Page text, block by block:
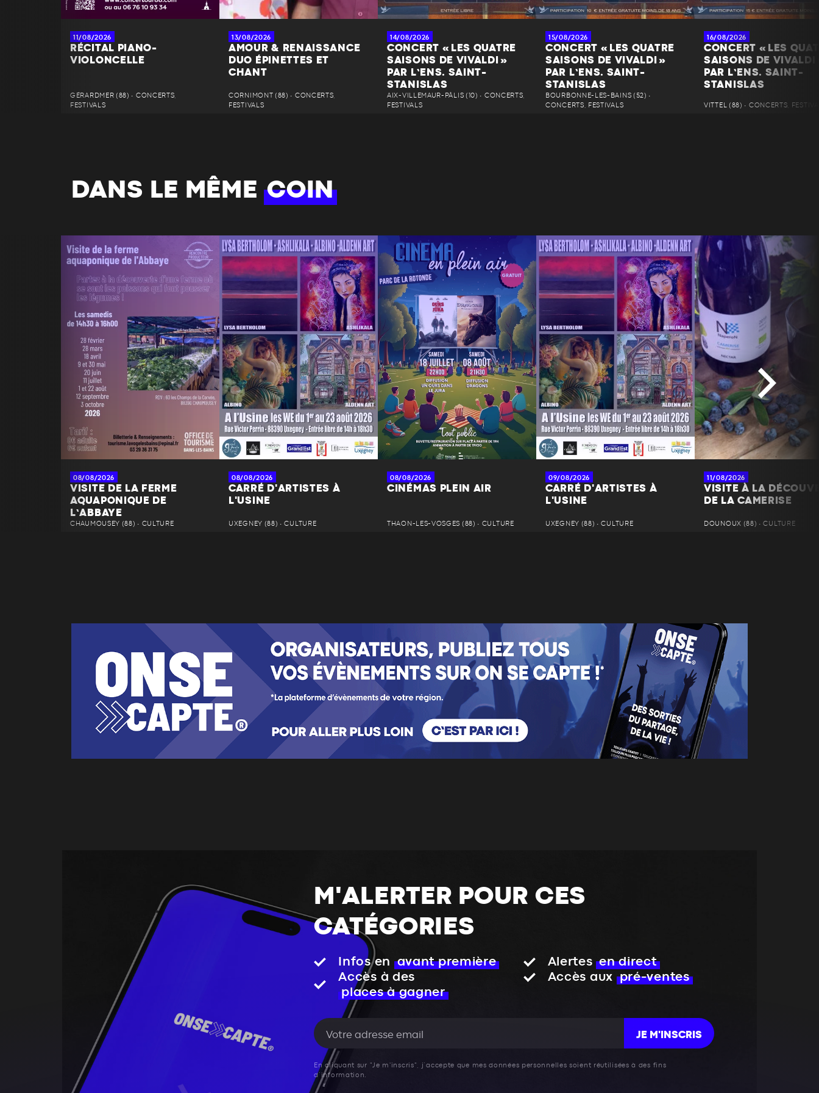
11/08/2026
RÉCITAL PIANO-
VIOLONCELLE
GÉRARDMER (88) • CONCERTS,
FESTIVALS
13/08/2026
AMOUR & RENAISSANCE
DUO ÉPINETTES ET
CHANT
CORNIMONT (88) • CONCERTS,
FESTIVALS
14/08/2026
CONCERT « LES QUATRE
SAISONS DE VIVALDI »
PAR L’ENS. SAINT-
STANISLAS
AIX-VILLEMAUR-PÂLIS (10) • CONCERTS,
FESTIVALS
15/08/2026
CONCERT « LES QUATRE
SAISONS DE VIVALDI »
PAR L’ENS. SAINT-
STANISLAS
BOURBONNE-LES-BAINS (52) •
CONCERTS, FESTIVALS
16/08/2026
CONCERT « LES
SAISONS DE VIVALDI
PAR L’ENS. SAINT-
STANISLAS
VITTEL (88) • CONCERTS,
DANS LE MÊMECOIN
08/08/2026
VISITE DE LA FERME
AQUAPONIQUE DE
L’ABBAYE
CHAUMOUSEY (88) • CULTURE
08/08/2026
CARRÉ D'ARTISTES À
L'USINE
UXEGNEY (88) • CULTURE
08/08/2026
CINÉMAS PLEIN AIR
THAON-LES-VOSGES (88) • CULTURE
09/08/2026
CARRÉ D'ARTISTES À
L'USINE
UXEGNEY (88) • CULTURE
11/08/2026
VISITE À LA
DE LA CAMERISE
DOUNOUX (88) • CULTURE
M'ALERTER POUR CES
CATÉGORIES
Infos en avant première Alertes en direct
Accès à des
places à gagner
Accès aux pré-ventes
JE M'INSCRIS
En cliquant sur "Je m'inscris", j’accepte que mes données personnelles soient réutilisées à des fins
d’information.